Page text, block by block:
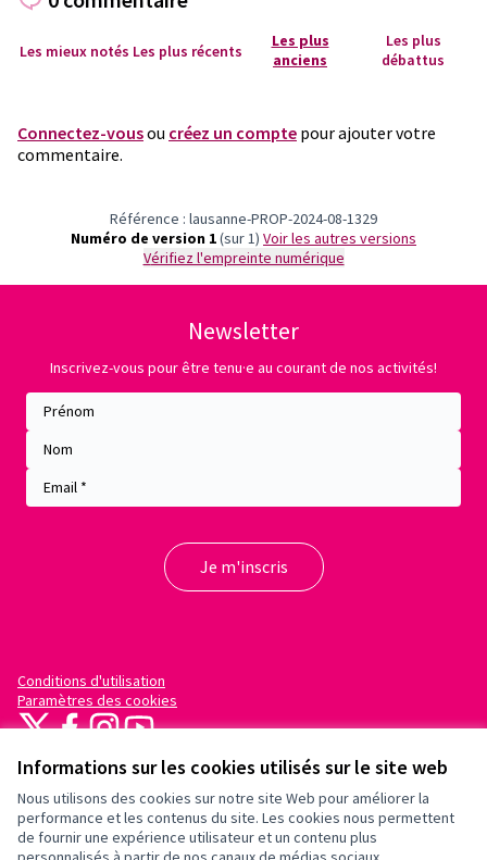
Informations sur les cookies utilisés sur le site web
Nous utilisons des cookies sur notre site Web pour améliorer la
performance et les contenus du site. Les cookies nous permettent
de fournir une expérience utilisateur et un contenu plus
Les mieux notés Les plus récents
Les plus
anciens
Les plus
débattus
Connectez-vousou créez un compte pour ajouter votre
commentaire.
Référence : lausanne-PROP-2024-08-1329
Numéro de version 1(sur 1)
voir les autres versions
Vérifiez l'empreinte numérique
Newsletter
Inscrivez-vous pour être tenu·e au courant de nos activités!
Conditions d'utilisation
Paramètres des cookies
X
FacebookInstagram
YouTube